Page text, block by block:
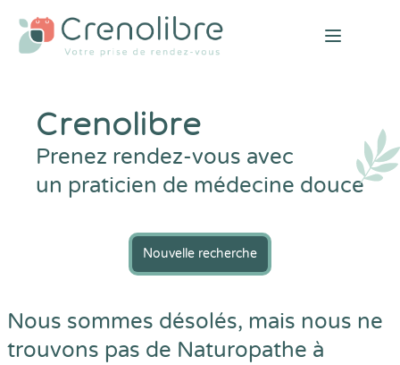
Open
Crenolibre
Prenez rendez-vous avec
un praticien de médecine douce
Nouvelle recherche
Nous sommes désolés, mais nous ne
trouvons pas de Naturopathe à